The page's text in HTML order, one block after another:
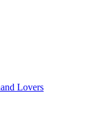
Lovers